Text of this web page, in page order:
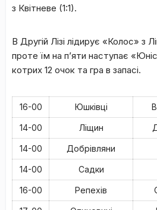
з Квітневе (1:1).
В Другій Лізі лідирує «Колос» з
проте їм на п’яти наступає
котрих 12 очок та гра в запасі.
16-00 Юшківці
14-00 Ліщин
14-00 Добрівляни
14-00 Садки
16-00 Репехів